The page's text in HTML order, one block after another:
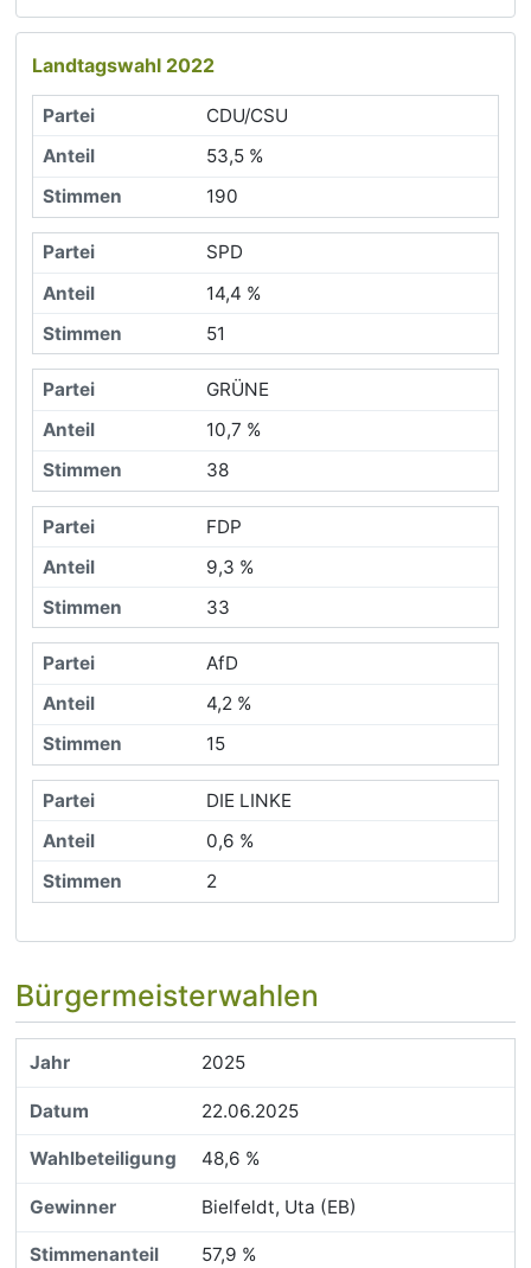
Landtagswahl 2022
CDU/CSU
53,5 %
190
SPD
14,4 %
51
GRÜNE
10,7 %
38
FDP
9,3 %
33
AfD
4,2 %
15
DIE LINKE
0,6 %
2
Bürgermeisterwahlen
2025
22.06.2025
48,6 %
Bielfeldt, Uta (EB)
57,9 %